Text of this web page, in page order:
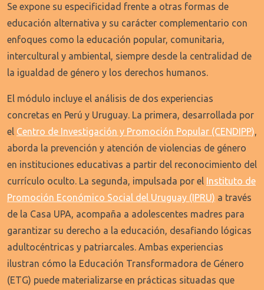
Se expone su especificidad frente a otras formas de
educación alternativa y su carácter complementario con
enfoques como la educación popular, comunitaria,
intercultural y ambiental, siempre desde la centralidad de
la igualdad de género y los derechos humanos.
El módulo incluye el análisis de dos experiencias
concretas en Perú y Uruguay. La primera, desarrollada por
el Centro de Investigación y Promoción Popular (CENDIPP),
aborda la prevención y atención de violencias de género
en instituciones educativas a partir del reconocimiento del
currículo oculto. La segunda, impulsada por el Instituto de
Promoción Económico Social del Uruguay (IPRU) a través
de la Casa UPA, acompaña a adolescentes madres para
garantizar su derecho a la educación, desafiando lógicas
adultocéntricas y patriarcales. Ambas experiencias
ilustran cómo la Educación Transformadora de Género
(ETG) puede materializarse en prácticas situadas que